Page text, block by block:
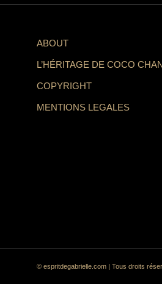
ABOUT
L’HÉRITAGE DE COCO
COPYRIGHT
MENTIONS LEGALES
© espritdegabrielle.com | Tous droits